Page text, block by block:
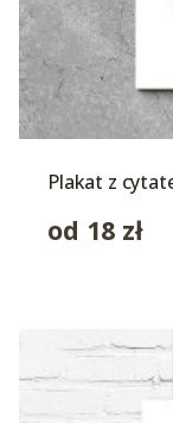
Plakat z
od 18 zł